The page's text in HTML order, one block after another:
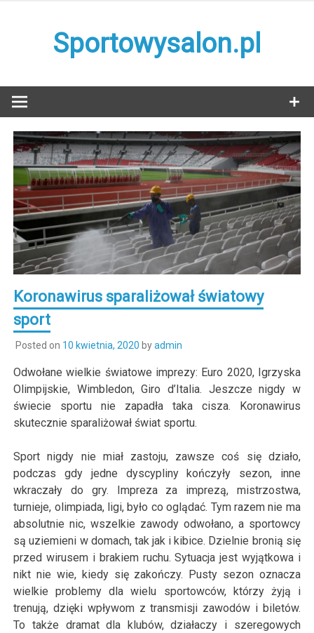
Sportowysalon.pl
Koronawirus sparaliżował światowy
sport
Posted on 10 kwietnia, 2020 byadmin
Odwołane wielkie światowe imprezy: Euro 2020, Igrzyska
Olimpijskie, Wimbledon, Giro d’Italia. Jeszcze nigdy w
świecie sportu nie zapadła taka cisza. Koronawirus
skutecznie sparaliżował świat sportu.
Sport nigdy nie miał zastoju, zawsze coś się działo,
podczas gdy jedne dyscypliny kończyły sezon, inne
wkraczały do gry. Impreza za imprezą, mistrzostwa,
turnieje, olimpiada, ligi, było co oglądać. Tym razem nie ma
absolutnie nic, wszelkie zawody odwołano, a sportowcy
są uziemieni w domach, tak jak i kibice. Dzielnie bronią się
przed wirusem i brakiem ruchu. Sytuacja jest wyjątkowa i
nikt nie wie, kiedy się zakończy. Pusty sezon oznacza
wielkie problemy dla wielu sportowców, którzy żyją i
trenują, dzięki wpływom z transmisji zawodów i biletów.
To także dramat dla klubów, działaczy i szeregowych